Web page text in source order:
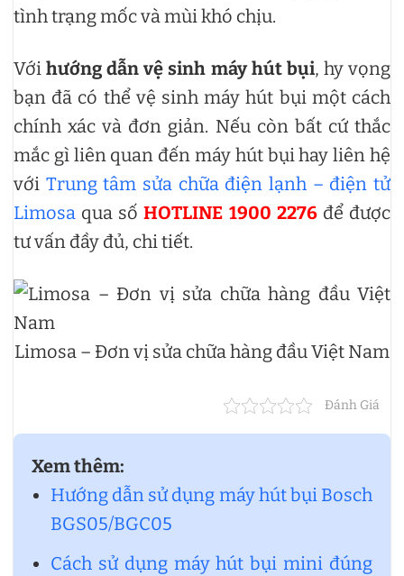
tình trạng mốc và mùi khó chịu.
Vớihướng dẫn vệ sinh máy hút bụi, hy vọng
bạn đã có thể vệ sinh máy hút bụi một cách
chính xác và đơn giản. Nếu còn bất cứ thắc
mắc gì liên quan đến máy hút bụi hay liên hệ
với Trung tâm sửa chữa điện lạnh – điện tử
Limosa qua sốHOTLINE 1900 2276để được
tư vấn đầy đủ, chi tiết.
Limosa – Đơn vị sửa chữa hàng đầu Việt Nam
Đánh Giá
Xem thêm:
Hướng dẫn sử dụng máy hút bụi Bosch
BGS05/BGC05
Cách sử dụng máy hút bụi mini đúng